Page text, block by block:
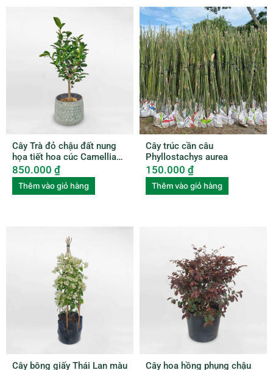
Cây Trà đỏ chậu đất nung
họa tiết hoa cúc Camellia
Japonica
850.000 ₫
Thêm vào giỏ hàng
Cây trúc cần câu
Phyllostachys aurea
150.000 ₫
Thêm vào giỏ hàng
Cây bông giấy Thái Lan màu Cây hoa hồng phụng chậu